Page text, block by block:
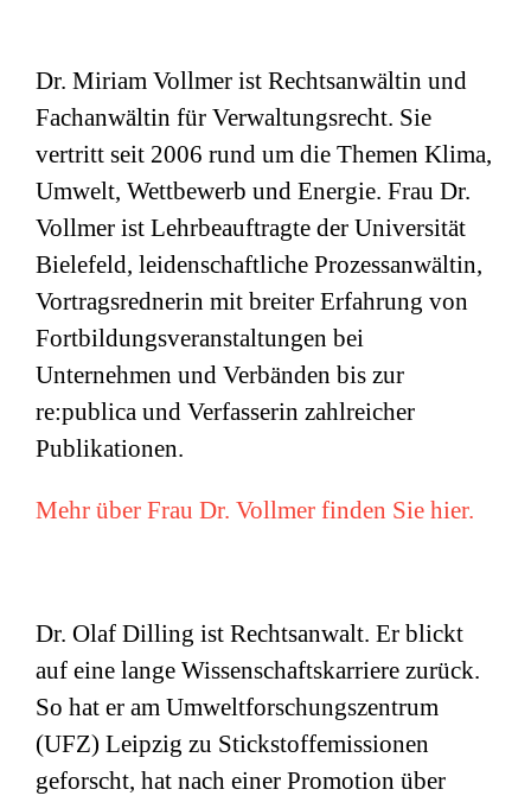
Dr. Miriam Vollmer ist Rechtsanwältin und
Fachanwältin für Verwaltungsrecht. Sie
vertritt seit 2006 rund um die Themen Klima,
Umwelt, Wettbewerb und Energie. Frau Dr.
Vollmer ist Lehrbeauftragte der Universität
Bielefeld, leidenschaftliche Prozessanwältin,
Vortragsrednerin mit breiter Erfahrung von
Fortbildungsveranstaltungen bei
Unternehmen und Verbänden bis zur
re:publica und Verfasserin zahlreicher
Publikationen.
Mehr über Frau Dr. Vollmer finden Sie hier.
Dr. Olaf Dilling ist Rechtsanwalt. Er blickt
auf eine lange Wissenschaftskarriere zurück.
So hat er am Umweltforschungszentrum
(UFZ) Leipzig zu Stickstoffemissionen
geforscht, hat nach einer Promotion über